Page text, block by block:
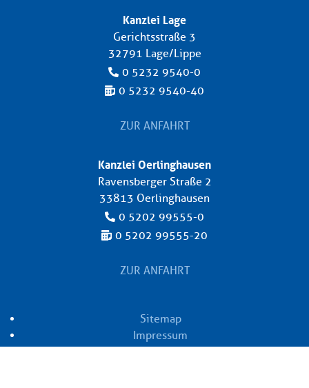
Kanzlei Lage
Gerichtsstraße 3
32791 Lage/Lippe
0 5232 9540-0
0 5232 9540-40
ZUR ANFAHRT
Kanzlei Oerlinghausen
Ravensberger Straße 2
33813 Oerlinghausen
0 5202 99555-0
0 5202 99555-20
ZUR ANFAHRT
Sitemap
Impressum